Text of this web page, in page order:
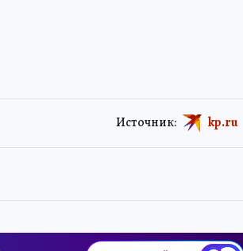
Источник: kp.ru